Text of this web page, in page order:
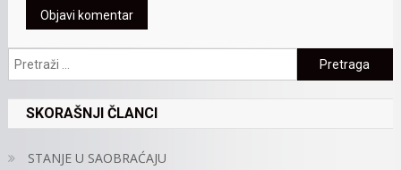
Pretraga:
SKORAŠNJI ČLANCI
STANJE U SAOBRAĆAJU